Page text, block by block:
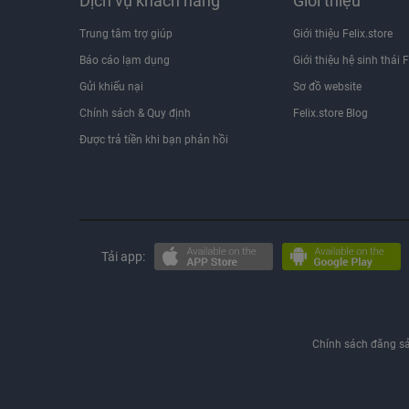
Trung tâm trợ giúp
Báo cáo lạm dụng
Gửi khiếu nại
Chính sách & Quy định
Được trả tiền khi bạn phản hồi
Giới thiệu Felix.store
Giới thiệu hệ sinh thái
Sơ đồ website
Felix.store Blog
Tải app:
Chính sách đăng